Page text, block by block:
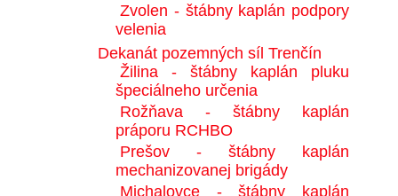
Zvolen - štábny kaplán podpory
velenia
Dekanát pozemných síl Trenčín
Žilina - štábny kaplán pluku
špeciálneho určenia
Rožňava - štábny kaplán
práporu RCHBO
Prešov - štábny kaplán
mechanizovanej brigády
Michalovce - štábny kaplán